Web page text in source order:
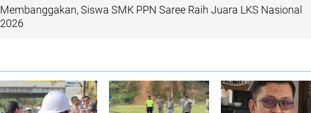
Membanggakan, Siswa SMK PPN Saree Raih Juara LKS Nasional
2026